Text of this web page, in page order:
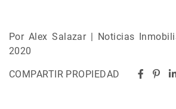
Por Alex Salazar | Noticias
2020
COMPARTIR PROPIEDAD